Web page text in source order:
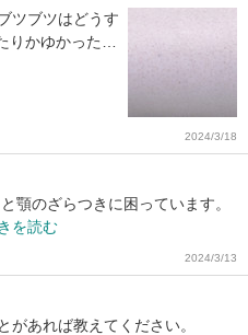
ツブツはどうす
りかゆかった…
2024/3/18
顎のざらつきに困っています。
を読む
2024/3/13
があれば教えてください。